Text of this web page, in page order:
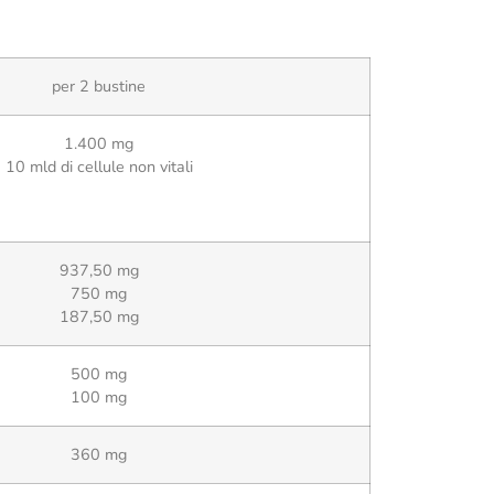
per 2 bustine
1.400 mg
10 mld di cellule non vitali
937,50 mg
750 mg
187,50 mg
500 mg
100 mg
360 mg